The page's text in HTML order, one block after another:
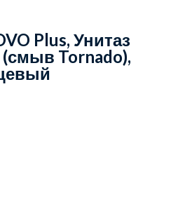
Plus, Унитаз
Tornado),